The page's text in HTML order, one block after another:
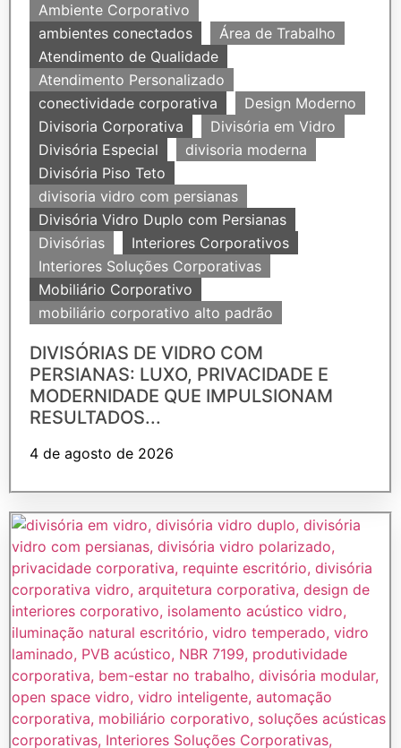
Ambiente Corporativo
ambientes conectados
Área de Trabalho
Atendimento de Qualidade
Atendimento Personalizado
conectividade corporativa
Design Moderno
Divisoria Corporativa
Divisória em Vidro
Divisória Especial
divisoria moderna
Divisória Piso Teto
divisoria vidro com persianas
Divisória Vidro Duplo com Persianas
Divisórias
Interiores Corporativos
Interiores Soluções Corporativas
Mobiliário Corporativo
mobiliário corporativo alto padrão
DIVISÓRIAS DE VIDRO COM
PERSIANAS: LUXO, PRIVACIDADE E
MODERNIDADE QUE IMPULSIONAM
RESULTADOS...
4 de agosto de 2026